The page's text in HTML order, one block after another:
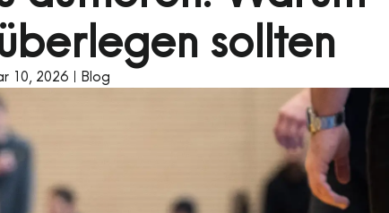
sollten
10, 2026 Blog